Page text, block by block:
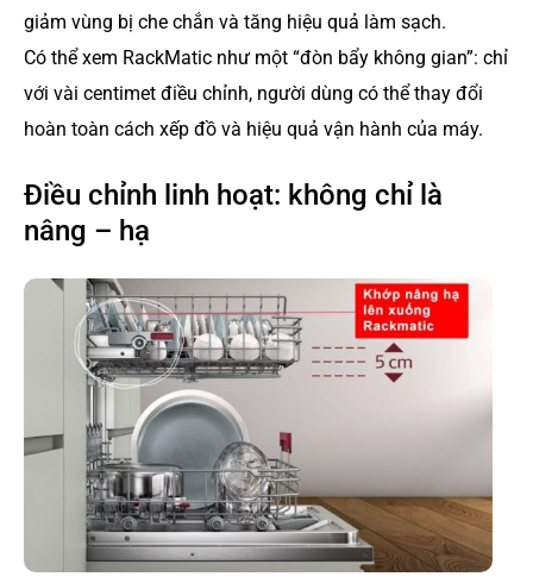
giảm vùng bị che chắn và tăng hiệu quả làm sạch.
Có thể xem RackMatic như một “đòn bẩy không gian”: chỉ
với vài centimet điều chỉnh, người dùng có thể thay đổi
hoàn toàn cách xếp đồ và hiệu quả vận hành của máy.
Điều chỉnh linh hoạt: không chỉ là
nâng – hạ